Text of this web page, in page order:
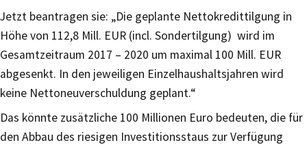
Jetzt beantragen sie: „Die geplante Nettokredittilgung in
Höhe von 112,8 Mill. EUR (incl. Sondertilgung) wird im
Gesamtzeitraum 2017 – 2020 um maximal 100 Mill. EUR
abgesenkt. In den jeweiligen Einzelhaushaltsjahren wird
keine Nettoneuverschuldung geplant.“
Das könnte zusätzliche 100 Millionen Euro bedeuten, die für
den Abbau des riesigen Investitionsstaus zur Verfügung